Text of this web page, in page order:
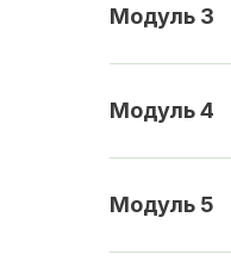
Модуль 3
Модуль 4
Модуль 5